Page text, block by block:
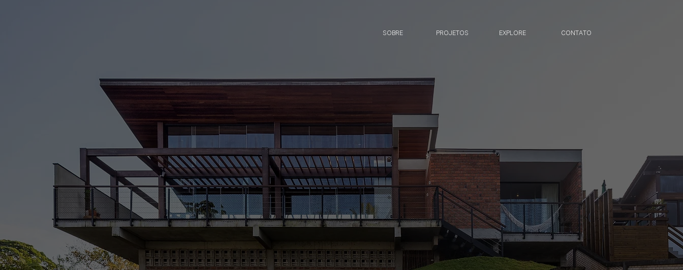
SOBRE PROJETOS EXPLORE CONTATO